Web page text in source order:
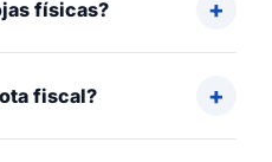
físicas?
fiscal?